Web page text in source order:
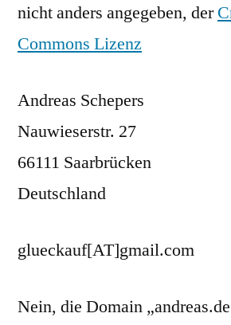
nicht anders angegeben, der
Commons Lizenz
Andreas Schepers
Nauwieserstr. 27
66111 Saarbrücken
Deutschland
glueckauf[AT]gmail.com
Nein, die Domain